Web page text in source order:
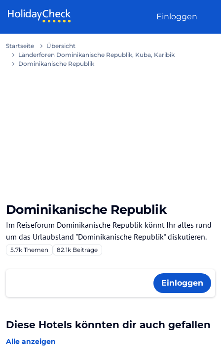
Einloggen
Startseite
Übersicht
Länderforen Dominikanische Republik, Kuba, Karibik
Dominikanische Republik
Dominikanische Republik
Im Reiseforum Dominikanische Republik könnt Ihr alles rund
um das Urlaubsland "Dominikanische Republik" diskutieren.
5.7k Themen 82.1k Beiträge
Einloggen